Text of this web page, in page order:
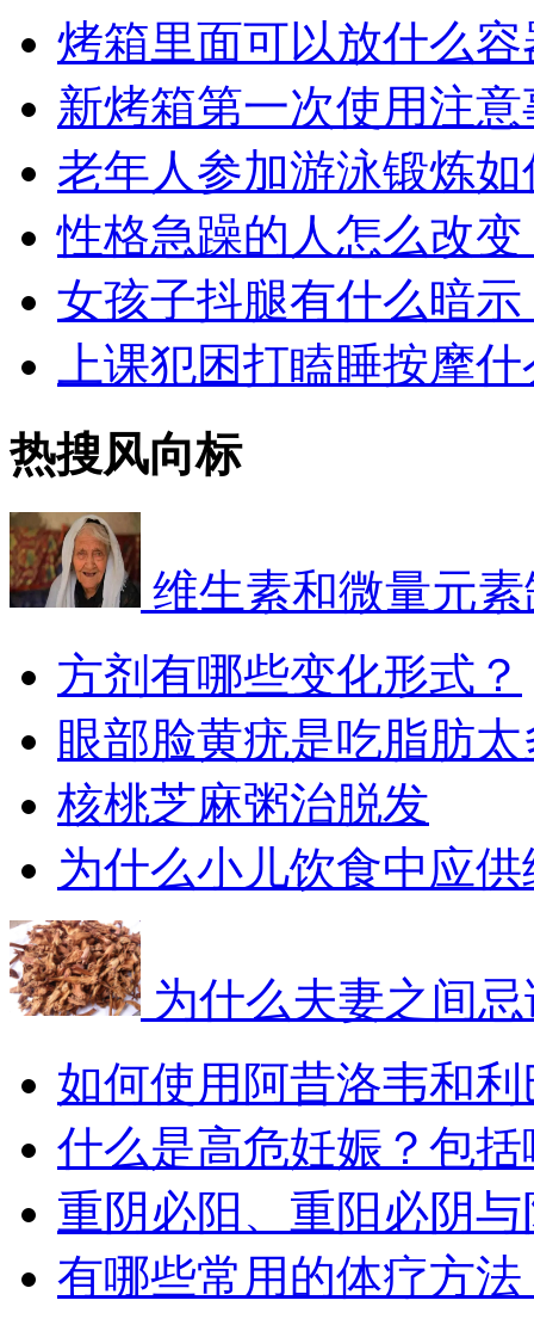
烤箱里面可以放什么容
新烤箱第一次使用注意
老年人参加游泳锻炼如
性格急躁的人怎么改变
女孩子抖腿有什么暗示
上课犯困打瞌睡按摩
热搜风向标
维生素和微量元
方剂有哪些变化形式？
眼部脸黄疣是吃脂肪太
核桃芝麻粥治脱发
为什么小儿饮食中应供
为什么夫妻之间
如何使用阿昔洛韦和利
什么是高危妊娠？包括
重阴必阳、重阳必阴与
有哪些常用的体疗方法